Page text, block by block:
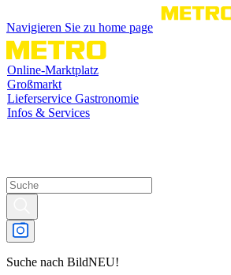
Navigieren Sie zu home page
Online-Marktplatz
Großmarkt
Lieferservice Gastronomie
Infos & Services
Suche nach BildNEU!